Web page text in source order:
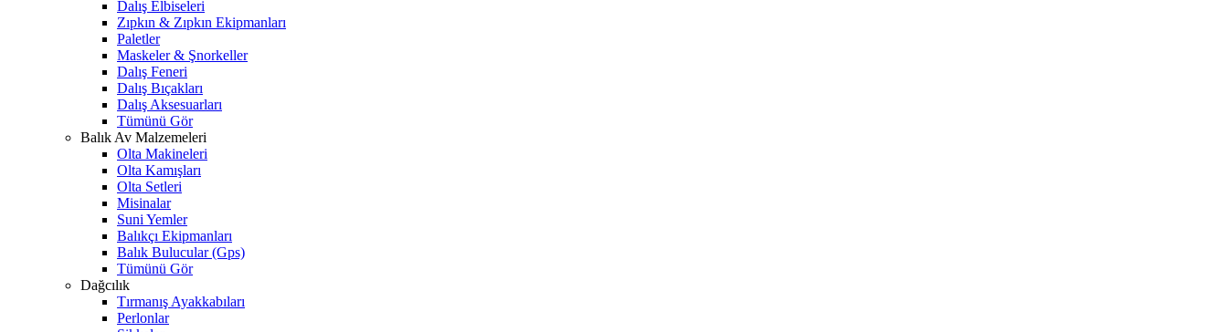
Dalış Elbiseleri
Zıpkın & Zıpkın Ekipmanları
Paletler
Maskeler & Şnorkeller
Dalış Feneri
Dalış Bıçakları
Dalış Aksesuarları
Tümünü Gör
Balık Av Malzemeleri
Olta Makineleri
Olta Kamışları
Olta Setleri
Misinalar
Suni Yemler
Balıkçı Ekipmanları
Balık Bulucular (Gps)
Tümünü Gör
Dağcılık
Tırmanış Ayakkabıları
Perlonlar